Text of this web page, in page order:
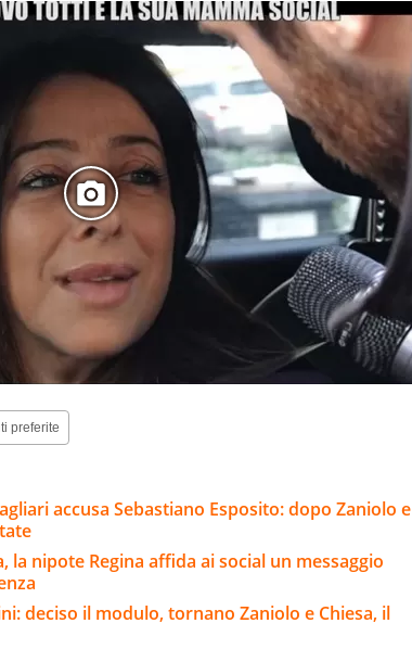
preferite
accusa Sebastiano Esposito: dopo Zaniolo e
la nipote Regina affida ai social un messaggio
deciso il modulo, tornano Zaniolo e Chiesa, il